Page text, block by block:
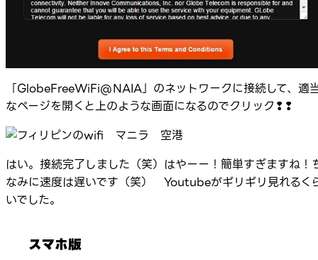
「GlobeFreeWiFi@NAIA」のネットワークに接続して、適
なページを開くと上のような画面になるのでクリック❢❢
はい。接続完了しました（笑）はやーー！簡単すぎますね！
なみに速度は遅いです（笑） Youtubeがギリギリ見れるく
いでした。
スマホ版